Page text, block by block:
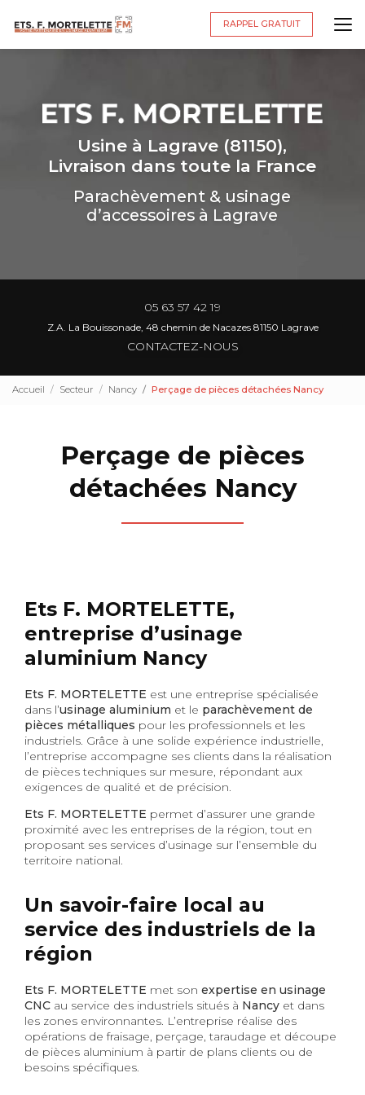
principal
RAPPEL GRATUIT
Usine à Lagrave (81150),
Livraison dans toute la France
Parachèvement & usinage
d’accessoires à Lagrave
05 63 57 42 19
Z.A. La Bouissonade, 48 chemin de Nacazes 81150 Lagrave
CONTACTEZ-NOUS
Accueil Secteur Nancy Perçage de pièces détachées Nancy
Perçage de pièces
détachées Nancy
Ets F. MORTELETTE,
entreprise d’usinage
aluminium Nancy
Ets F. MORTELETTE est une entreprise spécialisée
dans l’usinage aluminium et le parachèvement de
pièces métalliques pour les professionnels et les
industriels. Grâce à une solide expérience industrielle,
l’entreprise accompagne ses clients dans la réalisation
de pièces techniques sur mesure, répondant aux
exigences de qualité et de précision.
Ets F. MORTELETTE permet d’assurer une grande
proximité avec les entreprises de la région, tout en
proposant ses services d’usinage sur l’ensemble du
territoire national.
Un savoir-faire local au
service des industriels de la
région
Ets F. MORTELETTE met son expertise en usinage
CNC au service des industriels situés à Nancy et dans
les zones environnantes. L’entreprise réalise des
opérations de fraisage, perçage, taraudage et découpe
de pièces aluminium à partir de plans clients ou de
besoins spécifiques.